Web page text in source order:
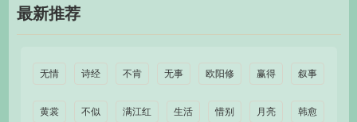
最新推荐
无情 诗经 不肯 无事 欧阳修 赢得 叙事
黄裳 不似 满江红 生活 惜别 月亮 韩愈